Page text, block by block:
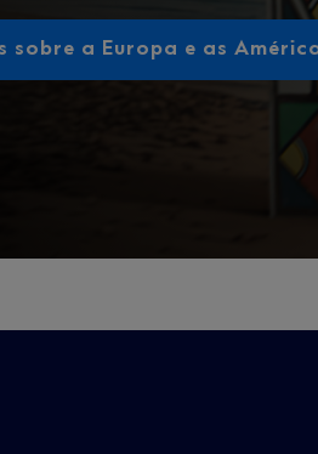
sobre a Europa e as